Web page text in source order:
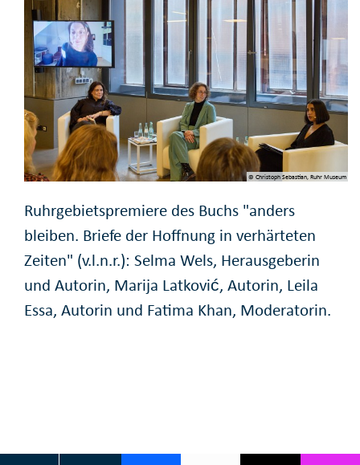
© Christoph Sebastian, Ruhr Museum
Ruhrgebietspremiere des Buchs "anders
bleiben. Briefe der Hoffnung in verhärteten
Zeiten" (v.l.n.r.): Selma Wels, Herausgeberin
und Autorin, Marija Latković, Autorin, Leila
Essa, Autorin und Fatima Khan, Moderatorin.